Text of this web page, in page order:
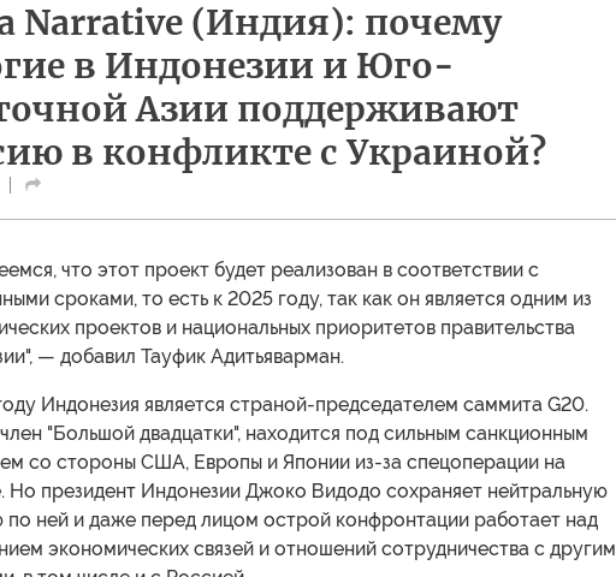
Narrative (Индия): почему
в Индонезии и Юго-
Азии поддерживают
в конфликте с Украиной?
что этот проект будет реализован в соответствии с
сроками, то есть к 2025 году, так как он является одним из
проектов и национальных приоритетов правительства
— добавил Тауфик Адитьяварман.
Индонезия является страной-председателем саммита G20.
"Большой двадцатки", находится под сильным санкционным
со стороны США, Европы и Японии из-за спецоперации на
Но президент Индонезии Джоко Видодо сохраняет нейтральную
по ней и даже перед лицом острой конфронтации работает над
экономических связей и отношений сотрудничества с